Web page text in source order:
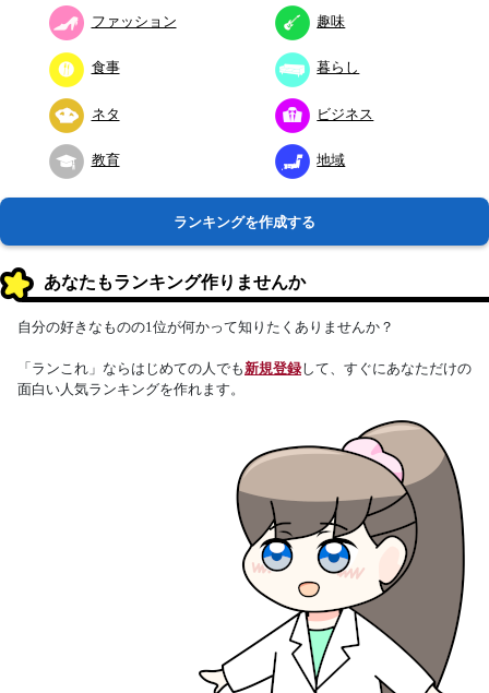
ファッション 趣味
食事 暮らし
ネタ ビジネス
教育 地域
ランキングを作成する
あなたもランキング作りませんか
自分の好きなものの1位が何かって知りたくありませんか？
「ランこれ」ならはじめての人でも新規登録して、すぐにあなただけの
面白い人気ランキングを作れます。